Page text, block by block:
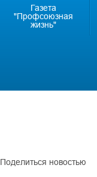
Газета
"Профсоюзная
жизнь"
Поделиться новостью